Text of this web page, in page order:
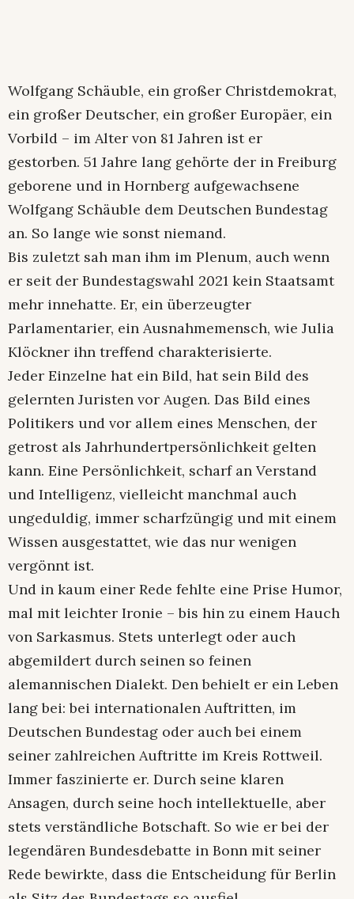
Wolfgang Schäuble, ein großer Christdemokrat,
ein großer Deutscher, ein großer Europäer, ein
Vorbild – im Alter von 81 Jahren ist er
gestorben. 51 Jahre lang gehörte der in Freiburg
geborene und in Hornberg aufgewachsene
Wolfgang Schäuble dem Deutschen Bundestag
an. So lange wie sonst niemand.
Bis zuletzt sah man ihm im Plenum, auch wenn
er seit der Bundestagswahl 2021 kein Staatsamt
mehr innehatte. Er, ein überzeugter
Parlamentarier, ein Ausnahmemensch, wie Julia
Klöckner ihn treffend charakterisierte.
Jeder Einzelne hat ein Bild, hat sein Bild des
gelernten Juristen vor Augen. Das Bild eines
Politikers und vor allem eines Menschen, der
getrost als Jahrhundertpersönlichkeit gelten
kann. Eine Persönlichkeit, scharf an Verstand
und Intelligenz, vielleicht manchmal auch
ungeduldig, immer scharfzüngig und mit einem
Wissen ausgestattet, wie das nur wenigen
vergönnt ist.
Und in kaum einer Rede fehlte eine Prise Humor,
mal mit leichter Ironie – bis hin zu einem Hauch
von Sarkasmus. Stets unterlegt oder auch
abgemildert durch seinen so feinen
alemannischen Dialekt. Den behielt er ein Leben
lang bei: bei internationalen Auftritten, im
Deutschen Bundestag oder auch bei einem
seiner zahlreichen Auftritte im Kreis Rottweil.
Immer faszinierte er. Durch seine klaren
Ansagen, durch seine hoch intellektuelle, aber
stets verständliche Botschaft. So wie er bei der
legendären Bundesdebatte in Bonn mit seiner
Rede bewirkte, dass die Entscheidung für Berlin